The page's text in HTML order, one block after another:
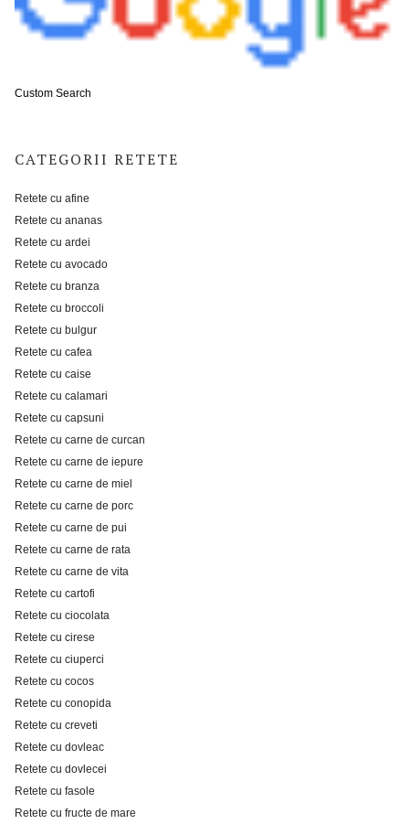
Custom Search
CATEGORII RETETE
Retete cu afine
Retete cu ananas
Retete cu ardei
Retete cu avocado
Retete cu branza
Retete cu broccoli
Retete cu bulgur
Retete cu cafea
Retete cu caise
Retete cu calamari
Retete cu capsuni
Retete cu carne de curcan
Retete cu carne de iepure
Retete cu carne de miel
Retete cu carne de porc
Retete cu carne de pui
Retete cu carne de rata
Retete cu carne de vita
Retete cu cartofi
Retete cu ciocolata
Retete cu cirese
Retete cu ciuperci
Retete cu cocos
Retete cu conopida
Retete cu creveti
Retete cu dovleac
Retete cu dovlecei
Retete cu fasole
Retete cu fructe de mare